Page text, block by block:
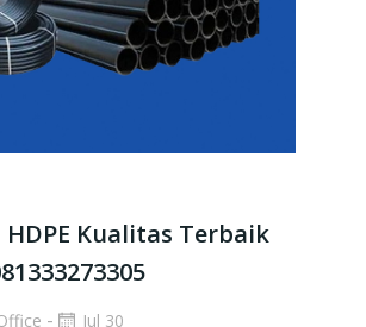
Kualitas Terbaik
- Jul 30